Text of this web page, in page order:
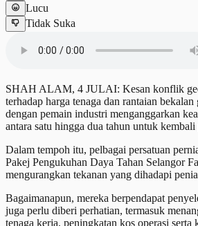
Lucu
Tidak Suka
SHAH ALAM, 4 JULAI: Kesan konflik
terhadap harga tenaga dan rantaian
dengan pemain industri menganggarkan
antara satu hingga dua tahun untuk
Dalam tempoh itu, pelbagai persatuan
Pakej Pengukuhan Daya Tahan Selangor
mengurangkan tekanan yang dihadapi
Bagaimanapun, mereka berpendapat
juga perlu diberi perhatian, termasuk
tenaga kerja, peningkatan kos operasi serta